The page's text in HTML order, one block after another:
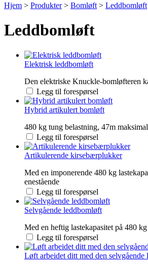
Hjem > Produkter> Bomløft > Leddbomløft
Leddbomløft
Elektrisk leddbomløft
Den elektriske Knuckle-bomløfteren
Legg til forespørsel
Hybrid artikulert bomløft
480 kg tung belastning, 47m
Legg til forespørsel
Artikulerende kirsebærplukker
Med en imponerende 480 kg
enestående
Legg til forespørsel
Selvgående leddbomløft
Med en heftig lastekapasitet på 480
Legg til forespørsel
Løft arbeidet ditt med den selvgående